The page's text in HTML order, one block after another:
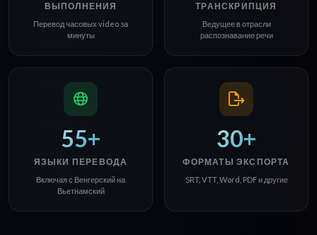
ВЫПОЛНЕНИЯ
Перевод часовых video за
минуты
ТРАНСКРИПЦИЯ
Ведущее в отрасли
распознавание речи
55+
ЯЗЫКИ ПЕРЕВОДА
Включая с Венгерский на
Вьетнамский
30+
ФОРМАТЫ ЭКСПОРТА
SRT, VTT, Word, PDF и другие